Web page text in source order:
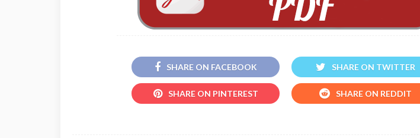
SHARE ON FACEBOOK SHARE ON TWITTER
SHARE ON PINTEREST SHARE ON REDDIT